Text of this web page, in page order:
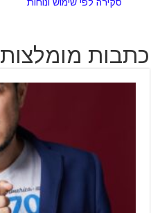
כתבות מומלצות